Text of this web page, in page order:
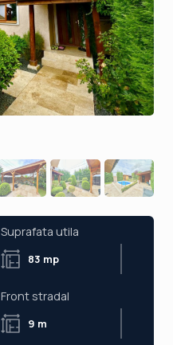
Suprafata utila
83 mp
Front stradal
9 m